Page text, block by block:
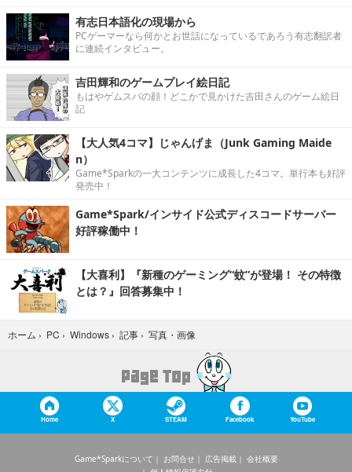
有志日本語化の現場から
PCゲーマーなら何かとお世話になっているであろう有志翻訳者
に連続インタビュー。
吉田輝和のゲームプレイ絵日記
もはやゲムスパの顔！どこかで見かけた吉田さんのゲーム絵日
記
【大人気4コマ】じゃんげま（Junk Gaming Maide
n）
Game*Sparkの一大コンテンツに成長した4コマ。単行本も好評
発売中！
Game*Spark/インサイド公式ディスコードサーバー
好評稼働中！
【大喜利】『新種のゲーミング“蚊”が登場！ その特徴
とは？』回答募集中！
ホーム › PC › Windows › 記事 › 写真・画像
Home X STEAM Facebook YouTube
Game*Sparkについて お問合せ 広告掲載
会社概要